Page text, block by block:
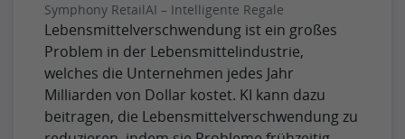
Symphony RetailAI – Intelligente Regale
Lebensmittelverschwendung ist ein großes
Problem in der Lebensmittelindustrie,
welches die Unternehmen jedes Jahr
Milliarden von Dollar kostet. KI kann dazu
beitragen, die Lebensmittelverschwendung zu